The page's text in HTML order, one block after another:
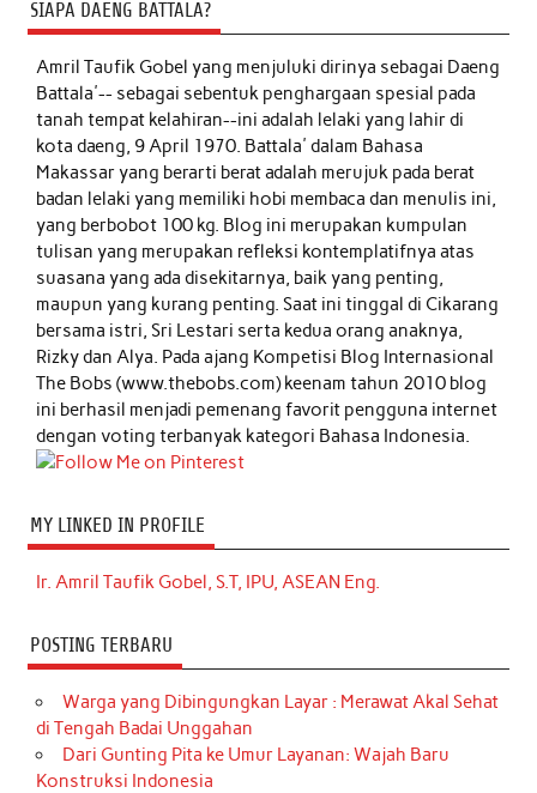
SIAPA DAENG BATTALA?
Amril Taufik Gobelyang menjuluki dirinya sebagai Daeng
Battala'-- sebagai sebentuk penghargaan spesial pada
tanah tempat kelahiran--ini adalah lelaki yang lahir di
kota daeng, 9 April 1970. Battala' dalam Bahasa
Makassar yang berarti berat adalah merujuk pada berat
badan lelaki yang memiliki hobi membaca dan menulis ini,
yang berbobot 100 kg. Blog ini merupakan kumpulan
tulisan yang merupakan refleksi kontemplatifnya atas
suasana yang ada disekitarnya, baik yang penting,
maupun yang kurang penting. Saat ini tinggal di Cikarang
bersama istri, Sri Lestari serta kedua orang anaknya,
Rizky dan Alya. Pada ajang Kompetisi Blog Internasional
The Bobs (www.thebobs.com) keenam tahun 2010 blog
ini berhasil menjadi pemenang favorit pengguna internet
dengan voting terbanyak kategori Bahasa Indonesia.
MY LINKED IN PROFILE
Ir. Amril Taufik Gobel, S.T, IPU, ASEAN Eng.
POSTING TERBARU
Warga yang Dibingungkan Layar : Merawat Akal Sehat
di Tengah Badai Unggahan
Dari Gunting Pita ke Umur Layanan: Wajah Baru
Konstruksi Indonesia